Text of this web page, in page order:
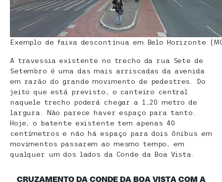
Exemplo de faixa descontínua em Belo Horizonte
A travessia existente no trecho da rua Sete de
Setembro é uma das mais arriscadas da avenida
em razão do grande movimento de pedestres. Do
jeito que está previsto, o canteiro central
naquele trecho poderá chegar a 1,20 metro de
largura. Não parece haver espaço para tanto.
Hoje, o batente existente tem apenas 40
centímetros e não há espaço para dois ônibus em
movimentos passarem ao mesmo tempo, em
qualquer um dos lados da Conde da Boa Vista.
CRUZAMENTO DA CONDE DA BOA VISTA COM A